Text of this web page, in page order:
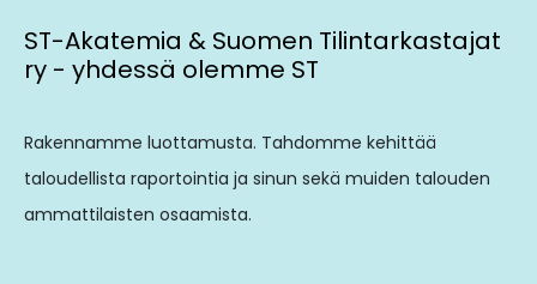
ST-Akatemia & Suomen Tilintarkastajat
ry - yhdessä olemme ST
Rakennamme luottamusta. Tahdomme kehittää
taloudellista raportointia ja sinun sekä muiden talouden
ammattilaisten osaamista.